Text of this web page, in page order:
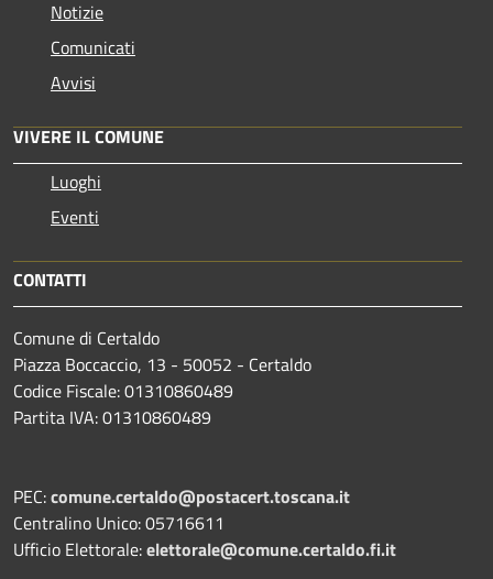
Notizie
Comunicati
Avvisi
VIVERE IL COMUNE
Luoghi
Eventi
CONTATTI
Comune di Certaldo
Piazza Boccaccio, 13 - 50052 - Certaldo
Codice Fiscale: 01310860489
Partita IVA: 01310860489
PEC:comune.certaldo@postacert.toscana.it
Centralino Unico: 05716611
Ufficio Elettorale:elettorale@comune.certaldo.fi.it